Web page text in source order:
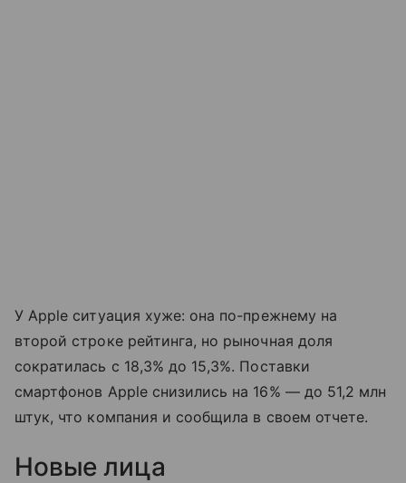
У Apple ситуация хуже: она по-прежнему на
второй строке рейтинга, но рыночная доля
сократилась с 18,3% до 15,3%. Поставки
смартфонов Apple снизились на 16% — до 51,2 млн
штук, что компания и сообщила в своем отчете.
Новые лица